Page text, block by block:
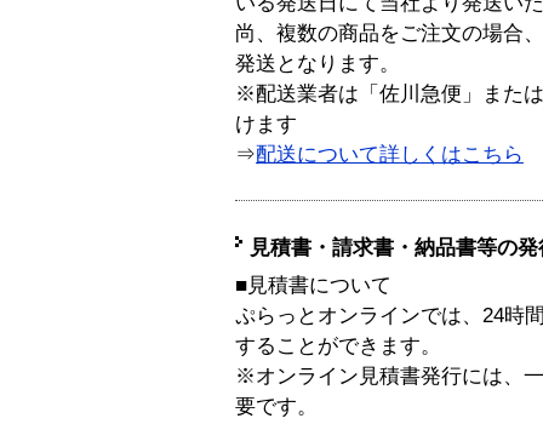
尚、複数の商品をご注文の場合
発送となります。
※配送業者は「佐川急便」また
けます
⇒配送について詳しくはこちら
見積書・請求書・納品書等の
■見積書について
ぷらっとオンラインでは、24時
することができます。
※オンライン見積書発行には、
要です。